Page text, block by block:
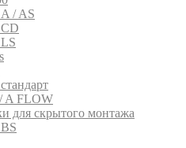
/ AS
A FLOW
для скрытого монтажа